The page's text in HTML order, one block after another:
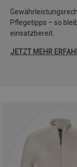
Pflegetipps – so
einsatzbereit.
JETZT MEHR